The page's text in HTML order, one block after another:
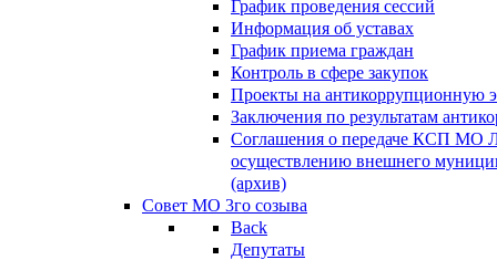
График проведения сессий
Информация об уставах
График приема граждан
Контроль в сфере закупок
Проекты на антикоррупционную
Заключения по результатам
Соглашения о передаче КСП МО
осуществлению внешнего
(архив)
Совет МО 3го созыва
Back
Депутаты